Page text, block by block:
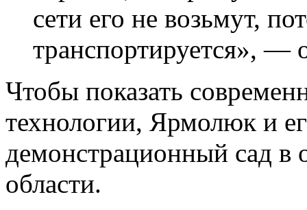
сети его не возьмут,
транспортируется», —
Чтобы показать
технологии, Ярмолюк и
демонстрационный сад в
области.